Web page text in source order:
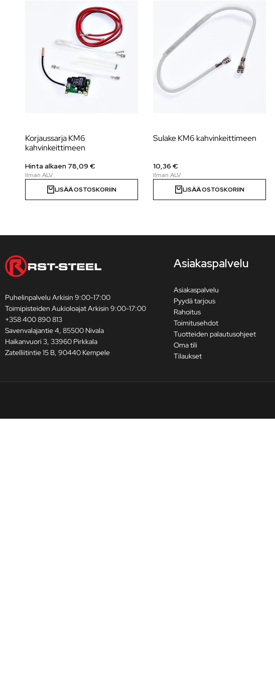
Korjaussarja KM6
kahvinkeittimeen
Hinta alkaen 78,09 €
LISÄÄ OSTOSKORIIN
Sulake KM6 kahvinkeittimeen
10,36 €
LISÄÄ OSTOSKORIIN
Puhelinpalvelu Arkisin 9:00-17:00
Toimipisteiden Aukioloajat Arkisin 9:00-17:00
+358 400 890 813
Savenvalajantie 4, 85500 Nivala
Haikanvuori 3, 33960 Pirkkala
Zatelliitintie 15 B, 90440 Kempele
Asiakaspalvelu
Asiakaspalvelu
Pyydä tarjous
Rahoitus
Toimitusehdot
Tuotteiden palautusohjeet
Oma tili
Tilaukset